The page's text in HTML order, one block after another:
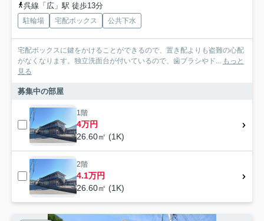
呉線「広」駅 徒歩13分
駐輪場 宅配ボックス 公共下水
宅配ボックスに鍵をかけることができるので、置き配よりも盗難の心配
がなくなります。独立洗面台が付いているので、歯ブラシやド... もっと
見る
募集中の部屋
1階
4万円
26.60㎡ (1K)
2階
4.1万円
26.60㎡ (1K)